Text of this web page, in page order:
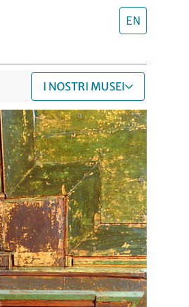
EN
I NOSTRI MUSEI